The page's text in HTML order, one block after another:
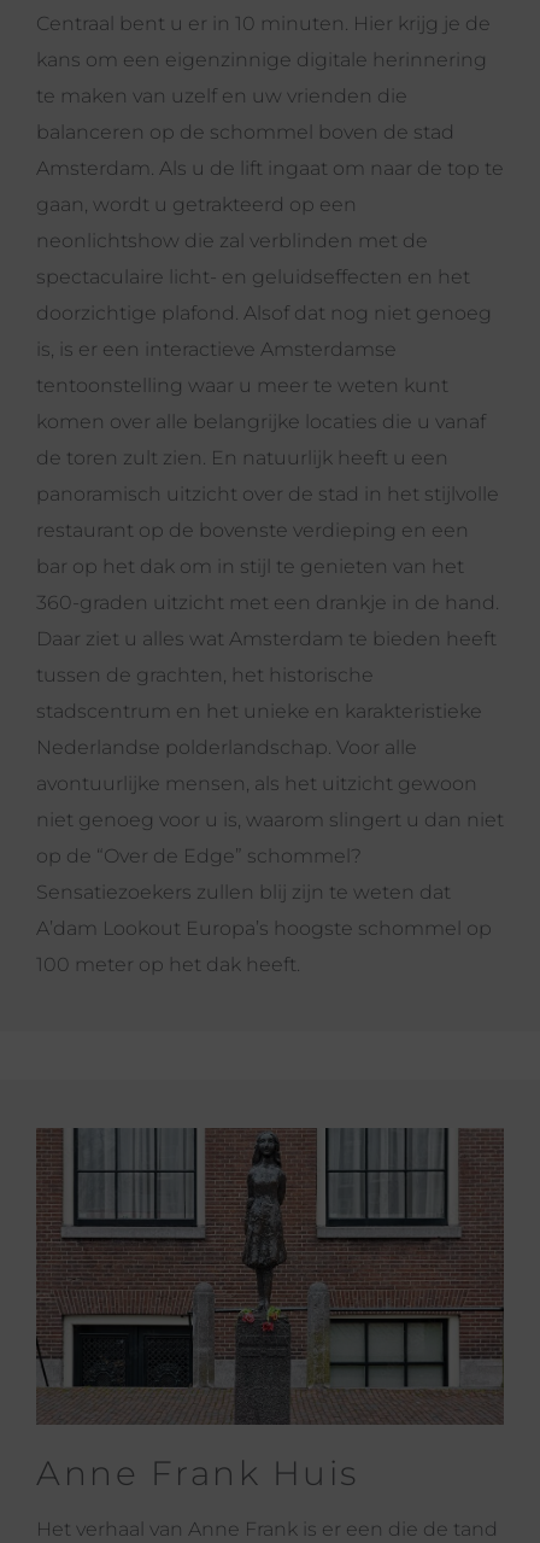
Centraal bent u er in 10 minuten. Hier krijg je de
kans om een ​​eigenzinnige digitale herinnering
te maken van uzelf en uw vrienden die
balanceren op de schommel boven de stad
Amsterdam. Als u de lift ingaat om naar de top te
gaan, wordt u getrakteerd op een
neonlichtshow die zal verblinden met de
spectaculaire licht- en geluidseffecten en het
doorzichtige plafond. Alsof dat nog niet genoeg
is, is er een interactieve Amsterdamse
tentoonstelling waar u meer te weten kunt
komen over alle belangrijke locaties die u vanaf
de toren zult zien. En natuurlijk heeft u een
panoramisch uitzicht over de stad in het stijlvolle
restaurant op de bovenste verdieping en een
bar op het dak om in stijl te genieten van het
360-graden uitzicht met een drankje in de hand.
Daar ziet u alles wat Amsterdam te bieden heeft
tussen de grachten, het historische
stadscentrum en het unieke en karakteristieke
Nederlandse polderlandschap. Voor alle
avontuurlijke mensen, als het uitzicht gewoon
niet genoeg voor u is, waarom slingert u dan niet
op de “Over de Edge” schommel?
Sensatiezoekers zullen blij zijn te weten dat
A’dam Lookout Europa’s hoogste schommel op
100 meter op het dak heeft.
Anne Frank Huis
Het verhaal van Anne Frank is er een die de tand